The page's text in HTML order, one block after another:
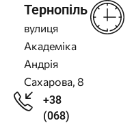
Тернопіль
вулиця
Академіка
Андрія
Сахарова, 8
+38
(068)